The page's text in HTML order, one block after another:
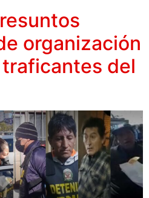
organización
traficantes del